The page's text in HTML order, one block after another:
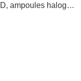
Explorez notre sélection de lampes LED, ampoules halogènes et fluocompactes, conçues pour répondre aux besoins d'éclairage des professionnels et des bricoleurs. Ces solutions d'éclairage offrent une variété de puissances et de températures de couleur, adaptées à divers environnements, qu'il s'agisse de projets résidentiels ou commerciaux. Découvrez des produits fiables et performants pour optimiser vos installations électriques.